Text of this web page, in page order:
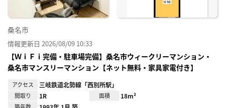
桑名市
情報更新日 2026/08/09 10:33
【ＷｉＦｉ完備・駐車場完備】桑名市ウィークリーマンション・
桑名市マンスリーマンション【ネット無料・家具家電付き】
アクセス 三岐鉄道北勢線「西別所駅」
間取り 1R 面積 18m²